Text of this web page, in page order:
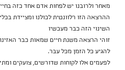
מאחר ולרובנו יש לפחות אדם אחד כזה
ההרצאה הזו רלוונטית לכולנו ומציידת
השינוי הזה כבר מעכשיו
זוהי הרצאה משנת חיים שמאות כבר
להגיע כל הזמן מכל עבר.
לפעמים אלו לקוחות שדורשים, צועקים